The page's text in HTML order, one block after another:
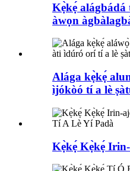
Kẹ̀kẹ́
àwọn
Alága kẹ̀kẹ́
ìjókòó tí a lè
Kẹ̀kẹ́ Kẹ̀kẹ́